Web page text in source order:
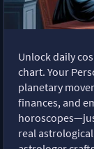
Unlock daily
chart. Your
planetary
finances, and
real